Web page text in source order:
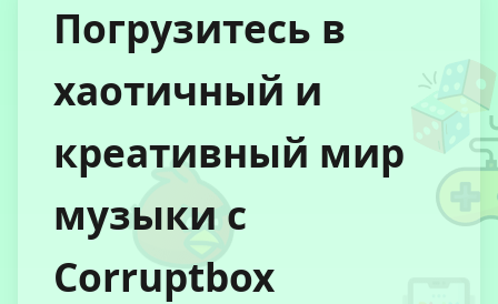
Chicken
Jockey
Académie des
Погрузитесь в
хаотичный и
креативный мир
музыки с
Corruptbox